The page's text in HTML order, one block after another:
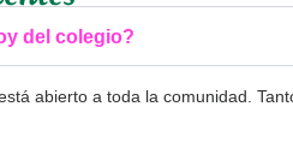
del colegio?
abierto a toda la comunidad.